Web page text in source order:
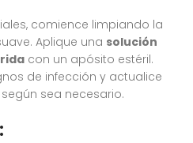
comience limpiando la
Aplique una solución
con un apósito estéril.
de infección y actualice
sea necesario.